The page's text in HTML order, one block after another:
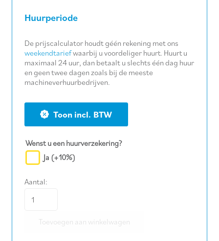
Huurperiode
De prijscalculator houdt géén rekening met ons
weekendtariefwaarbij u voordeliger huurt. Huurt u
maximaal 24 uur, dan betaalt u slechts één dag huur
en geen twee dagen zoals bij de meeste
machineverhuurbedrijven.
BTW
Wenst u een huurverzekering?
Ja (+10%)
Aantal:
Toevoegen aan winkelwagen